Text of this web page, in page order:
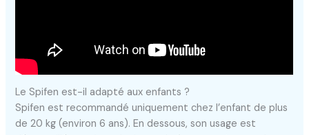
Le Spifen est-il adapté aux enfants ?
Spifen est recommandé uniquement chez l’enfant de plus
de 20 kg (environ 6 ans). En dessous, son usage est